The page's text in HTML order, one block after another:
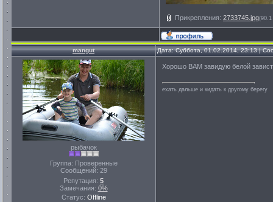
Прикрепления: 2733745.jpg(90.1
mangut Дата: Суббота, 01.02.2014, 23:13 |
рыбачок
Группа: Проверенные
Сообщений: 29
Репутация: 5
Замечания: 0%
Статус: Offline
Хорошо ВАМ завидую белой
ехать дальше и кидать к другому берегу